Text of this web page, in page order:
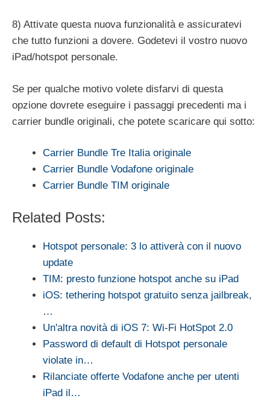
8) Attivate questa nuova funzionalità e assicuratevi
che tutto funzioni a dovere. Godetevi il vostro nuovo
iPad/hotspot personale.
Se per qualche motivo volete disfarvi di questa
opzione dovrete eseguire i passaggi precedenti ma i
carrier bundle originali, che potete scaricare qui sotto:
Carrier Bundle Tre Italia originale
Carrier Bundle Vodafone originale
Carrier Bundle TIM originale
Related Posts:
Hotspot personale: 3 lo attiverà con il nuovo
update
TIM: presto funzione hotspot anche su iPad
iOS: tethering hotspot gratuito senza jailbreak,
…
Un'altra novità di iOS 7: Wi-Fi HotSpot 2.0
Password di default di Hotspot personale
violate in…
Rilanciate offerte Vodafone anche per utenti
iPad il…